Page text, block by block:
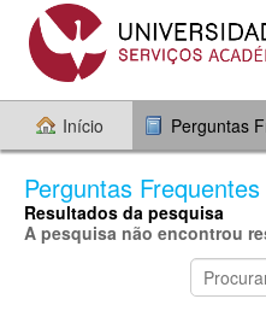
Início Perguntas
Perguntas Frequentes
Resultados da pesquisa
A pesquisa não encontrou